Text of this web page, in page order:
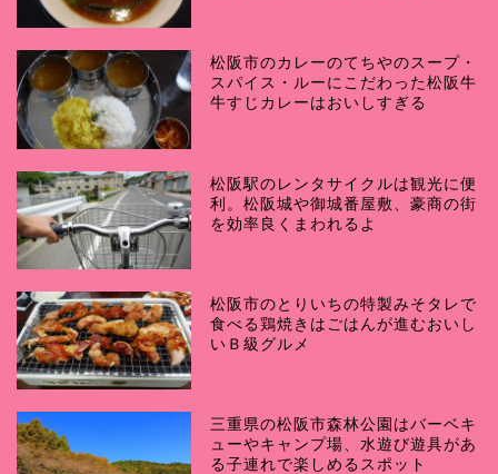
松阪市のカレーのてちやのスープ・
スパイス・ルーにこだわった松阪牛
牛すじカレーはおいしすぎる
松阪駅のレンタサイクルは観光に便
利。松阪城や御城番屋敷、豪商の街
を効率良くまわれるよ
松阪市のとりいちの特製みそタレで
食べる鶏焼きはごはんが進むおいし
いＢ級グルメ
三重県の松阪市森林公園はバーベキ
ューやキャンプ場、水遊び遊具があ
る子連れで楽しめるスポット